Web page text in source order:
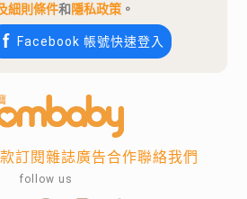
細則條件和隱私政策 。
Facebook 帳號快速登入
訂閱雜誌廣告合作聯絡我們
follow us